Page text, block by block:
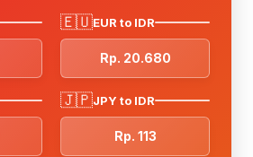
🇪🇺EUR to IDR
Rp. 20.680
🇯🇵JPY to IDR
Rp. 113